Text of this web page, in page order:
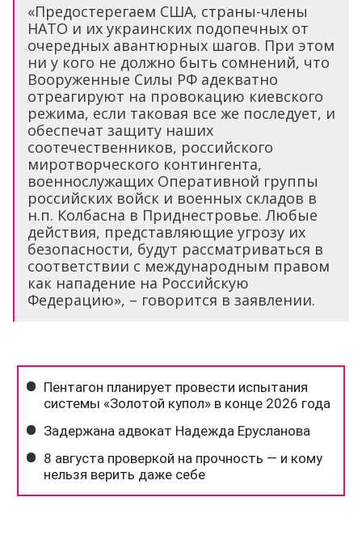
«Предостерегаем США, страны-члены
НАТО и их украинских подопечных от
очередных авантюрных шагов. При этом
ни у кого не должно быть сомнений, что
Вооруженные Силы РФ адекватно
отреагируют на провокацию киевского
режима, если таковая все же последует, и
обеспечат защиту наших
соотечественников, российского
миротворческого контингента,
военнослужащих Оперативной группы
российских войск и военных складов в
н.п. Колбасна в Приднестровье. Любые
действия, представляющие угрозу их
безопасности, будут рассматриваться в
соответствии с международным правом
как нападение на Российскую
Федерацию», – говорится в заявлении.